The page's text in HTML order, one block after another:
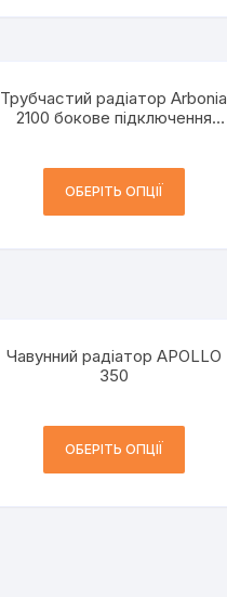
Трубчастий радіатор Arbonia
2100 бокове підключення
ОБЕРІТЬ ОПЦІЇ
Чавунний радіатор APOLLO
350
ОБЕРІТЬ ОПЦІЇ